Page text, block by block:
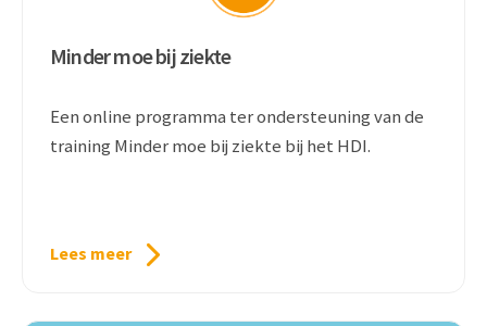
Minder moe bij ziekte
Een online programma ter ondersteuning van de
training Minder moe bij ziekte bij het HDI.
Lees meer